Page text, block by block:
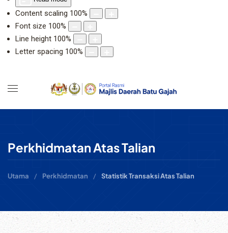
Content scaling 100%
Font size 100%
Line height 100%
Letter spacing 100%
Perkhidmatan Atas Talian
Utama Perkhidmatan Statistik Transaksi Atas Talian